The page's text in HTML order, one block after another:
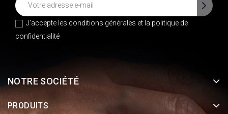
J'accepte les conditions générales et la politique de
confidentialité
NOTRE SOCIÉTÉ
PRODUITS